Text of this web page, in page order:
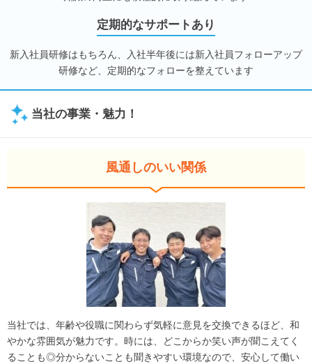
定期的なサポートあり
新入社員研修はもちろん、入社半年後には新入社員フォローアップ
研修など、定期的なフォローを整えています
当社の事業・魅力！
風通しのいい関係
当社では、年齢や役職に関わらず気軽に意見を交換できるほど、和
やかな雰囲気が魅力です。時には、どこからか笑い声が聞こえてく
ることも◎分からないことも聞きやすい環境なので、安心して働い